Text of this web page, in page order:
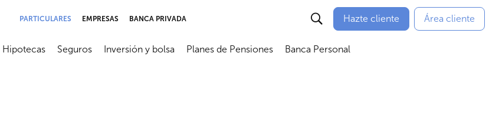
PARTICULARES EMPRESAS BANCA PRIVADA Hazte cliente Área cliente
Abrir submenú
Hipotecas
Abrir submenú
Seguros
Abrir submenú
Inversión y bolsa
Abrir submenú
Planes de Pensiones
Abrir submenú
Banca Personal